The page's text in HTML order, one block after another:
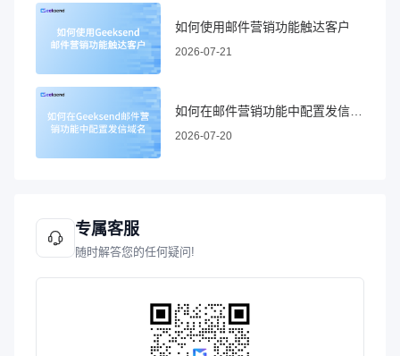
如何使用邮件营销功能触达客户
2026-07-21
2026-07-20
专属客服
随时解答您的任何疑问!